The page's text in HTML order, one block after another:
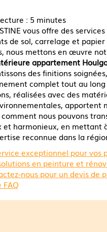
: 5 minutes
vous offre des
de sol, carrelage et papier
nous mettons en œuvre
appartement
des finitions
complet tout au
réalisées avec des
comment nous pouvons
et harmonieux, en mettant
reconnue dans la
exceptionnel pour vos
en peinture et
nous pour un devis de
FAQ